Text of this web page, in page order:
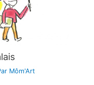
Môm'Art